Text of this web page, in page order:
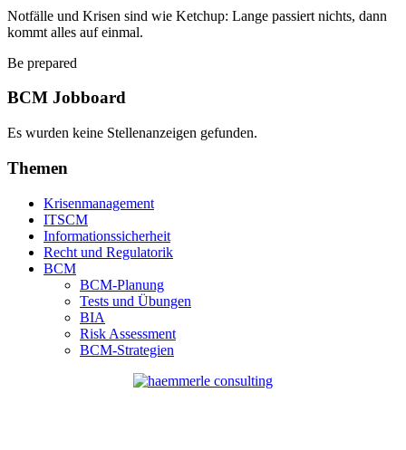
Notfälle und Krisen sind wie Ketchup: Lange passiert nichts, dann
kommt alles auf einmal.
Be prepared
BCM Jobboard
Es wurden keine Stellenanzeigen gefunden.
Themen
Krisenmanagement
ITSCM
Informationssicherheit
Recht und Regulatorik
BCM
BCM-Planung
Tests und Übungen
BIA
Risk Assessment
BCM-Strategien